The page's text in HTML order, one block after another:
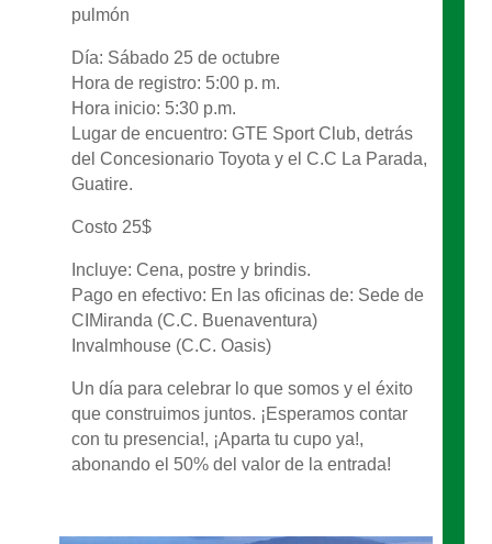
pulmón
Día: Sábado 25 de octubre
Hora de registro: 5:00 p. m.
Hora inicio: 5:30 p.m.
Lugar de encuentro: GTE Sport Club, detrás
del Concesionario Toyota y el C.C La Parada,
Guatire.
Costo 25$
Incluye: Cena, postre y brindis.
Pago en efectivo: En las oficinas de: Sede de
CIMiranda (C.C. Buenaventura)
Invalmhouse (C.C. Oasis)
Un día para celebrar lo que somos y el éxito
que construimos juntos. ¡Esperamos contar
con tu presencia!, ¡Aparta tu cupo ya!,
abonando el 50% del valor de la entrada!